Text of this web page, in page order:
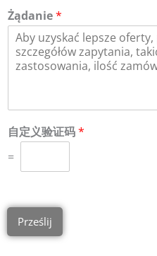
Żądanie*
自定义验证码*
=
Prześlij